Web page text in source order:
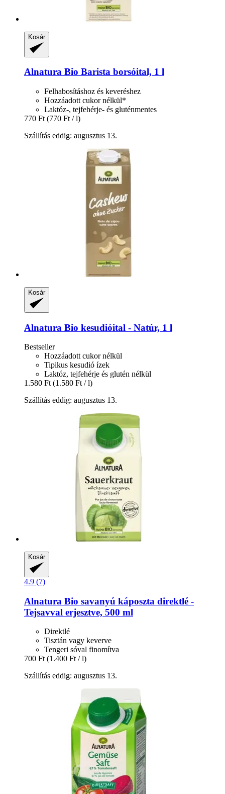
Kosár
Alnatura Bio Barista borsóital, 1 l
Felhabosításhoz és keveréshez
Hozzáadott cukor nélkül*
Laktóz-, tejfehérje- és gluténmentes
770 Ft (770 Ft / l)
Szállítás eddig: augusztus 13.
Kosár
Alnatura Bio kesudióital -​ Natúr, 1 l
Bestseller
Hozzáadott cukor nélkül
Tipikus kesudió ízek
Laktóz, tejfehérje és glutén nélkül
1.580 Ft (1.580 Ft / l)
Szállítás eddig: augusztus 13.
Kosár
4.9 (7)
Alnatura Bio savanyú káposzta direktlé -​
Tejsavval erjesztve, 500 ml
Direktlé
Tisztán vagy keverve
Tengeri sóval finomítva
700 Ft (1.400 Ft / l)
Szállítás eddig: augusztus 13.